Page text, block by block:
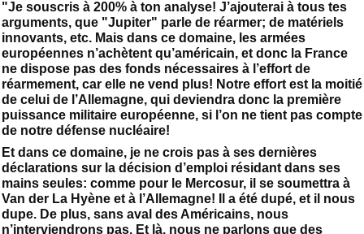
"Je souscris à 200% à ton analyse! J’ajouterai à tous tes
arguments, que "Jupiter" parle de réarmer; de matériels
innovants, etc. Mais dans ce domaine, les armées
européennes n’achètent qu’américain, et donc la France
ne dispose pas des fonds nécessaires à l’effort de
réarmement, car elle ne vend plus! Notre effort est la moitié
de celui de l’Allemagne, qui deviendra donc la première
puissance militaire européenne, si l’on ne tient pas compte
de notre défense nucléaire!
Et dans ce domaine, je ne crois pas à ses dernières
déclarations sur la décision d’emploi résidant dans ses
mains seules: comme pour le Mercosur, il se soumettra à
Van der La Hyène et à l’Allemagne! Il a été dupé, et il nous
dupe. De plus, sans aval des Américains, nous
n’interviendrons pas. Et là, nous ne parlons que des